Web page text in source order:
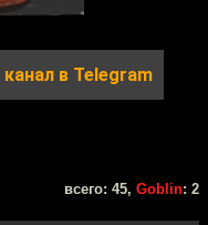
канал в Telegram
всего: 45, Goblin: 2